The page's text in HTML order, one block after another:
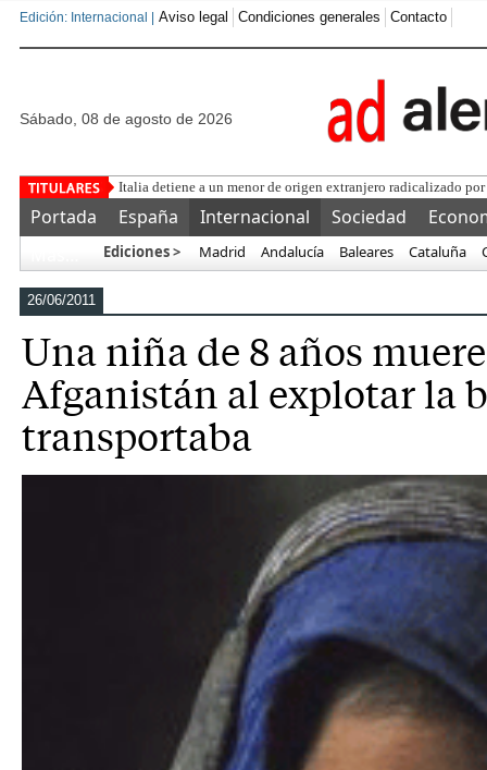
Edición: Internacional | Aviso legal Condiciones generales Contacto
sábado, 08 de agosto de 2026
Una asociac
Portada España Internacional Sociedad
Ediciones > Madrid Andalucía Baleares Cataluña
26/06/2011
Una niña de 8 años
Afganistán al explotar la
transportaba